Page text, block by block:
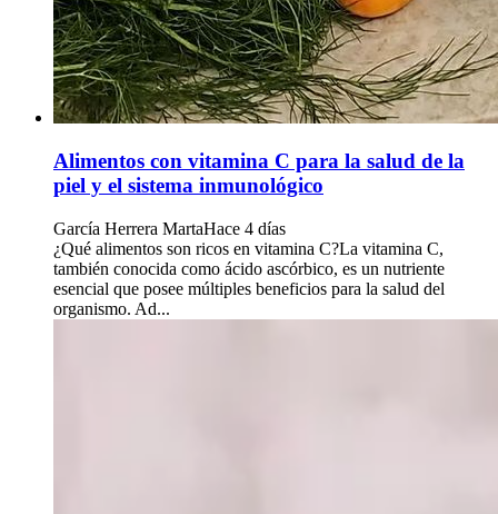
Alimentos con vitamina C para la salud de la
piel y el sistema inmunológico
García Herrera MartaHace 4 días
¿Qué alimentos son ricos en vitamina C?La vitamina C,
también conocida como ácido ascórbico, es un nutriente
esencial que posee múltiples beneficios para la salud del
organismo. Ad...